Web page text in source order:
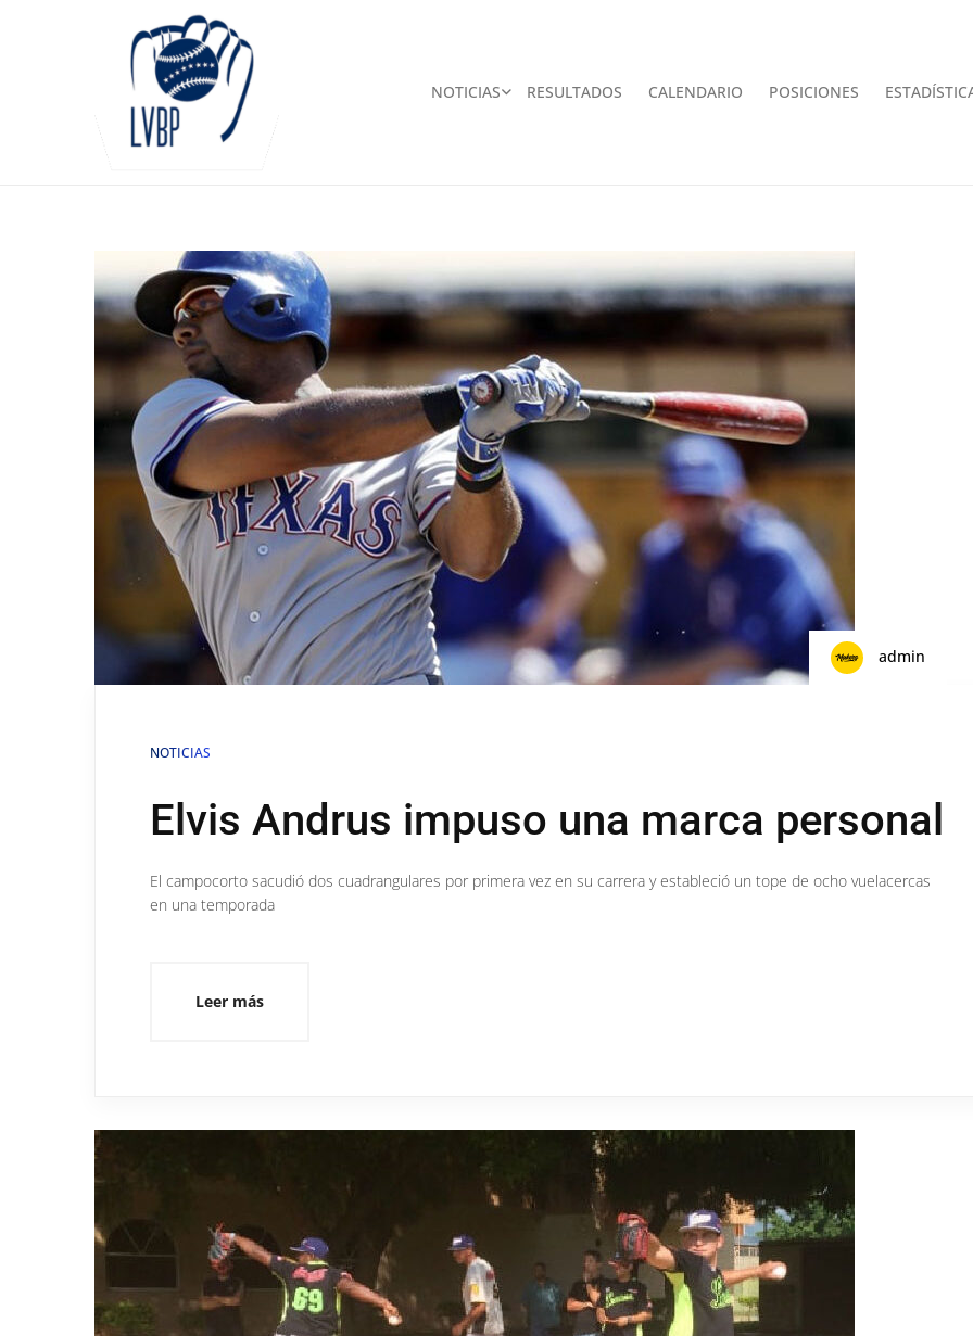
NOTICIAS RESULTADOS CALENDARIO POSICIONES
admin
NOTICIAS
Elvis Andrus impuso una marca personal
El campocorto sacudió dos cuadrangulares por primera vez en su carrera y estableció un tope de ocho vuelacercas
en una temporada
Leer más